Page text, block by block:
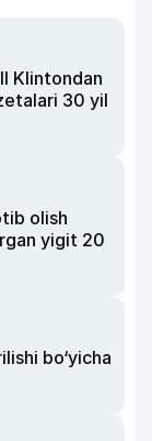
Klintondan
30 yil
olish
yigit 20
bo‘yicha